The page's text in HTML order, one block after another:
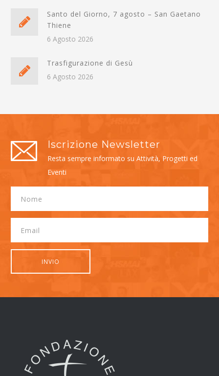
Santo del Giorno, 7 agosto – San Gaetano
Thiene
6 Agosto 2026
Trasfigurazione di Gesù
6 Agosto 2026
Iscrizione Newsletter
Resta sempre informato su Attività, Progetti ed
Eventi